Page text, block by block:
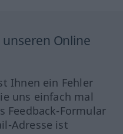
unseren Online
Ihnen ein Fehler
uns einfach mal
Feedback-Formular
Adresse ist